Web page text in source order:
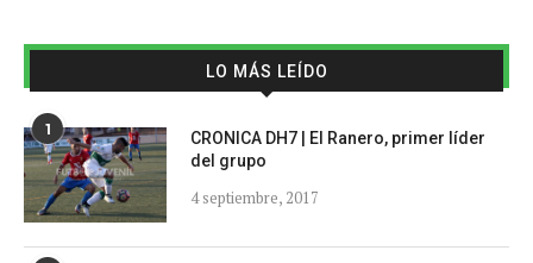
LO MÁS LEÍDO
1
CRONICA DH7 | El Ranero, primer líder
del grupo
4 septiembre, 2017